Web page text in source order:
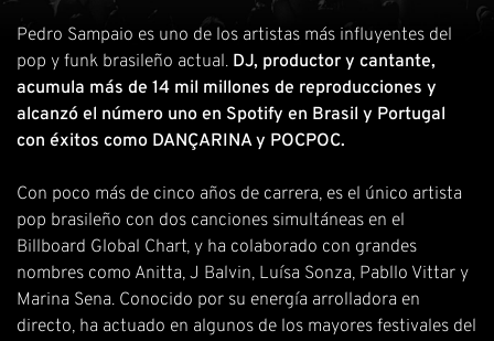
Pedro Sampaio es uno de los artistas más influyentes del
pop y funk brasileño actual. DJ, productor y cantante,
acumula más de 14 mil millones de reproducciones y
alcanzó el número uno en Spotify en Brasil y Portugal
con éxitos como DANÇARINA y POCPOC.
Con poco más de cinco años de carrera, es el único artista
pop brasileño con dos canciones simultáneas en el
Billboard Global Chart, y ha colaborado con grandes
nombres como Anitta, J Balvin, Luísa Sonza, Pabllo Vittar y
Marina Sena. Conocido por su energía arrolladora en
directo, ha actuado en algunos de los mayores festivales del